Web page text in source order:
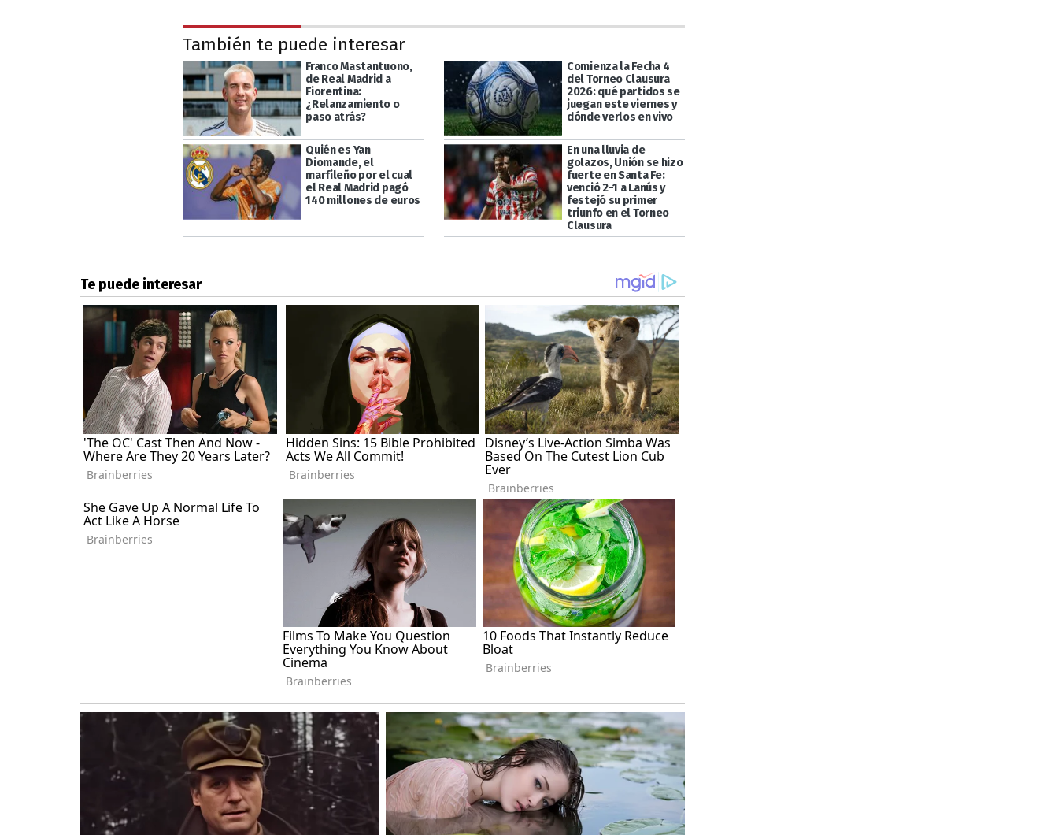
También te puede interesar
Franco Mastantuono,
de Real Madrid a
Fiorentina:
¿Relanzamiento o
paso atrás?
Comienza la Fecha 4
del Torneo Clausura
2026: qué partidos se
juegan este viernes y
dónde verlos en vivo
Quién es Yan
Diomande, el
marfileño por el cual
el Real Madrid pagó
140 millones de euros
En una lluvia de
golazos, Unión se hizo
fuerte en Santa Fe:
venció 2-1 a Lanús y
festejó su primer
triunfo en el Torneo
Clausura